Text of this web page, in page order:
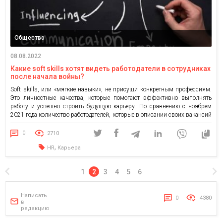
Общество
08.08.2022
Какие soft skills хотят видеть работодатели в сотрудниках
после начала войны?
Soft skills, или «мягкие навыки», не присущи конкретным профессиям.
Это личностные качества, которые помогают эффективно выполнять
работу и успешно строить будущую карьеру. По сравнению с ноябрем
2021 года количество работодателей, которые в описании своих вакансий
отмечают желаемые soft skills, выросло на 10% и составляет 75%.
Экспертно-аналитический центр кадрового портала grc.ua выяснил,
0 2710
HR, Карьера
1 2 3 4 5 6
Написать
в
редакцию
0 4380